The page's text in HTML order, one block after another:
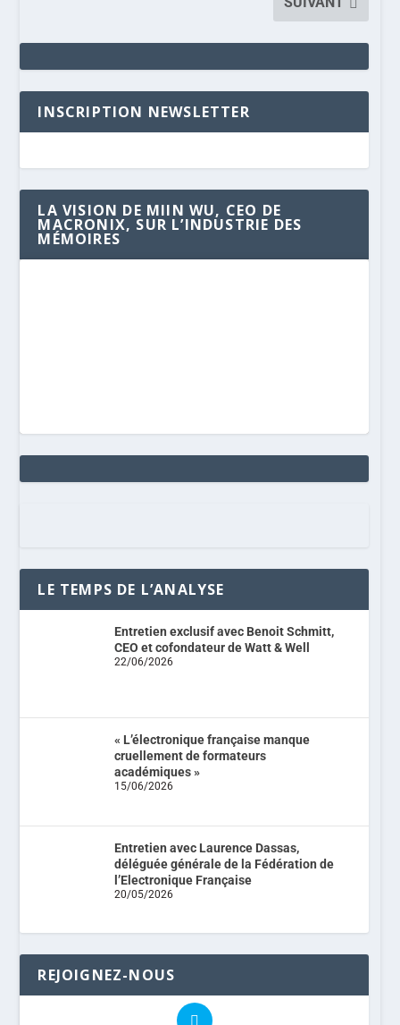
INSCRIPTION NEWSLETTER
LA VISION DE MIIN WU, CEO DE
MACRONIX, SUR L’INDUSTRIE DES
MÉMOIRES
LE TEMPS DE L’ANALYSE
Entretien exclusif avec Benoit Schmitt,
CEO et cofondateur de Watt & Well
22/06/2026
« L’électronique française manque
cruellement de formateurs
académiques »
15/06/2026
Entretien avec Laurence Dassas,
déléguée générale de la Fédération de
l’Electronique Française
20/05/2026
REJOIGNEZ-NOUS